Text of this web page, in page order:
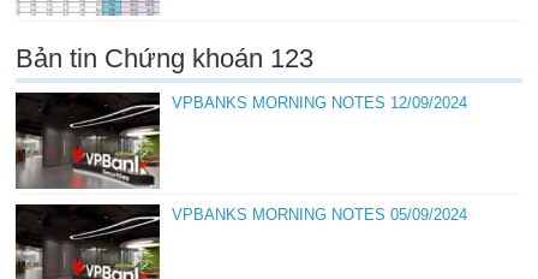
Bản tin Chứng khoán 123
VPBANKS MORNING NOTES 12/09/2024
VPBANKS MORNING NOTES 05/09/2024